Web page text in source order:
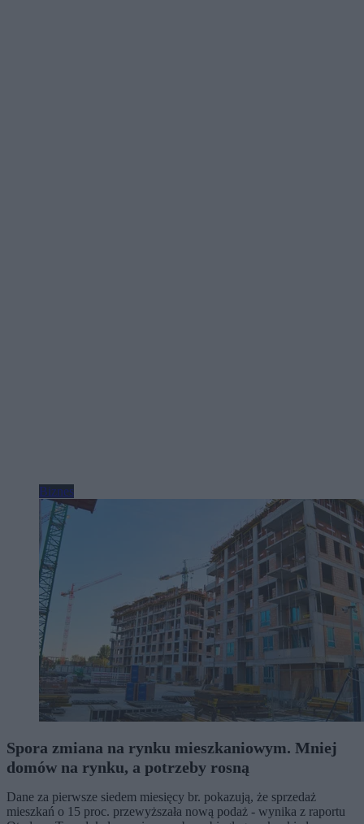
Biznes
Spora zmiana na rynku mieszkaniowym. Mniej
domów na rynku, a potrzeby rosną
Dane za pierwsze siedem miesięcy br. pokazują, że sprzedaż
mieszkań o 15 proc. przewyższała nową podaż - wynika z raportu